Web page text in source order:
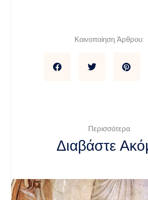
Κοινοποίηση Άρθρου:
Περισσότερα
Διαβάστε